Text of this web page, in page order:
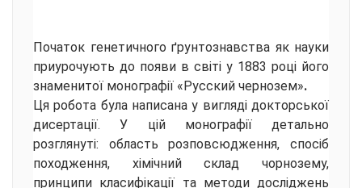
Початок генетичного ґрунтознавства як науки
приурочують до появи в світі у 1883 році його
знаменитої монографії «Русский чернозем».
Ця робота була написана у вигляді докторської
дисертації. У цій монографії детально
розглянуті: область розповсюдження, спосіб
походження, хімічний склад чорнозему,
принципи класифікації та методи досліджень